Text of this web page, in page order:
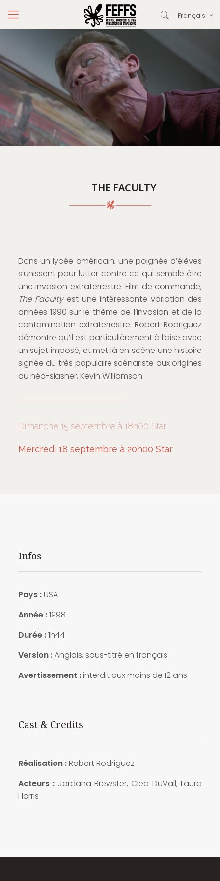
Français
THE FACULTY
Dans un lycée américain, une poignée d’élèves
s’unissent pour lutter contre ce qui semble être
une invasion extraterrestre. Film de commande,
The Faculty est une intéressante variation des
années 1990 sur le thème de l’invasion et de la
contamination extraterrestre. Robert Rodriguez
démontre qu’il est particulièrement à l’aise avec
un sujet imposé, et met là en scène une histoire
signée du très populaire scénariste aux origines
du néo-slasher, Kevin Williamson.
Dimanche 15 septembre à 18h00 Star
Mercredi 18 septembre à 20h00 Star
Infos
Pays :USA
Année :1998
Durée :1h44
Version :Anglais, sous-titré en français
Avertissement :interdit aux moins de 12 ans
Cast & Credits
Réalisation :Robert Rodriguez
Acteurs : Jordana Brewster, Clea DuVall, Laura
Harris